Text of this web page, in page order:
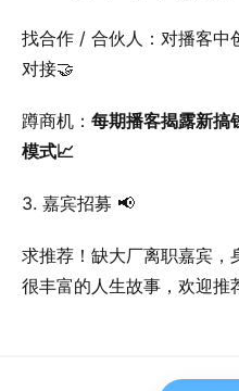
找合作 / 合伙人：对播客中
对接🤝
蹲商机： 每期播客揭露新搞
模式📈
3. 嘉宾招募 📢
求推荐！缺大厂离职嘉宾，
很丰富的人生故事，欢迎推